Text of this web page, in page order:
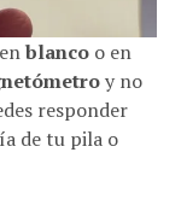
blanco o en
y no
responder
de tu pila o